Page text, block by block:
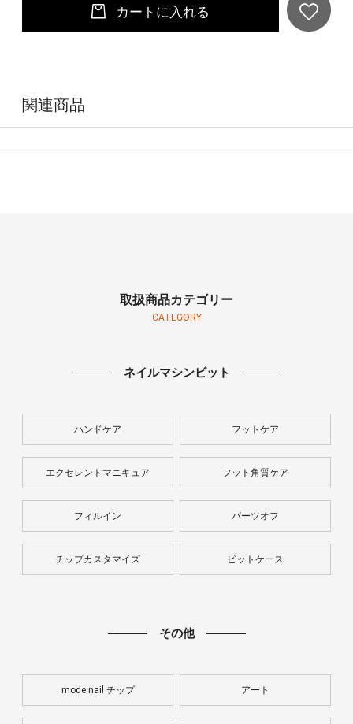
カートに入れる
関連商品
取扱商品カテゴリー
CATEGORY
ネイルマシンビット
ハンドケア フットケア
エクセレントマニキュア フット角質ケア
フィルイン パーツオフ
チップカスタマイズ ビットケース
その他
mode nail チップ アート